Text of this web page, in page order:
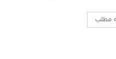
مطلب